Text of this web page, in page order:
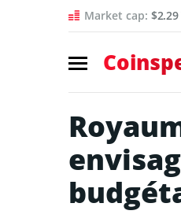
Market cap: $2.29